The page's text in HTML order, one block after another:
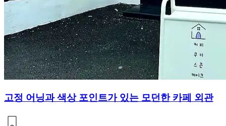
고정 어닝과 색상 포인트가 있는 모던한 카페 외관